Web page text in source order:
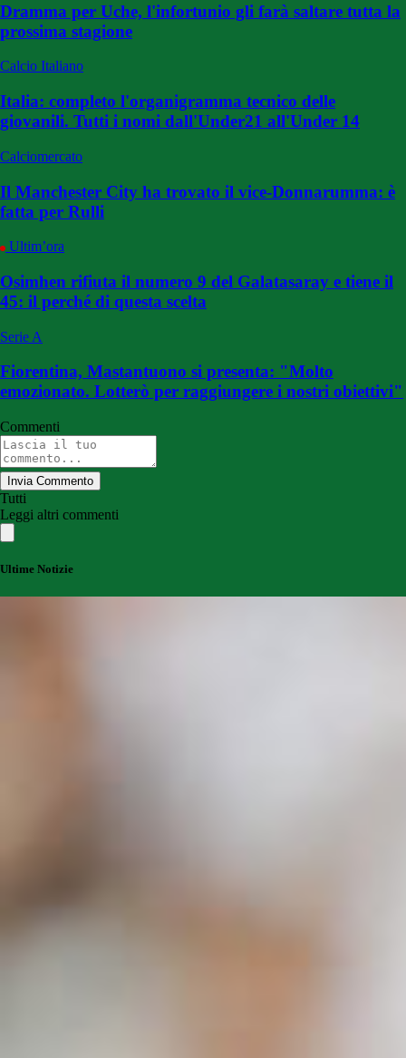
Dramma per Uche, l'infortunio gli farà saltare tutta la
prossima stagione
Calcio Italiano
Italia: completo l'organigramma tecnico delle
giovanili. Tutti i nomi dall'Under21 all'Under 14
Calciomercato
Il Manchester City ha trovato il vice-Donnarumma: è
fatta per Rulli
Ultim’ora
Osimhen rifiuta il numero 9 del Galatasaray e tiene il
45: il perché di questa scelta
Serie A
Fiorentina, Mastantuono si presenta: "Molto
emozionato. Lotterò per raggiungere i nostri obiettivi"
Commenti
Invia Commento
Tutti
Leggi altri commenti
Ultime Notizie